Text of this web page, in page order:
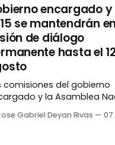
encargado y
se mantendrán en
de diálogo
hasta el
comisiones del gobierno
y la Asamblea
de diálogo
Gabriel Deyan Rivas 07